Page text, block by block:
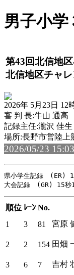
男子小学
第43回北信地
北信地区チャ
2026年 5月23日 12
審 判 長:牛山 通高
記録主任:瀧沢 佳生
場所:長野市営陸上
2026/05/23
県小学生記録　(ER)
順位 ﾚｰﾝ No.
1
3 81 宮原
2
2 154 田畑
3
6 7 吉村